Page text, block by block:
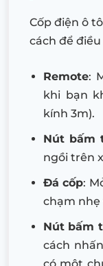
Cốp điện ô
cách để
Remote:
khi bạn
kính 3m).
Nút bấm
ngồi trên
Đá cốp:
chạm nhẹ
Nút bấm
cách
có một